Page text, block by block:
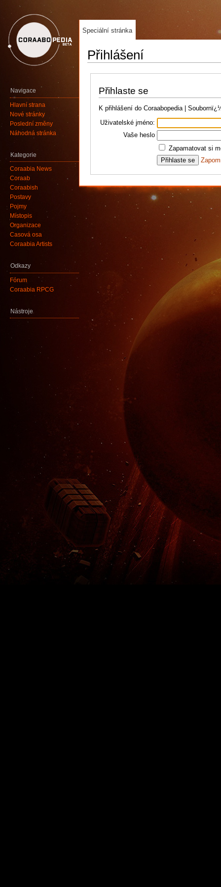
Přihlášení
Přihlaste se
K přihlášení do Coraabopedia |
Uživatelské jméno:
Vaše heslo
Zapamatovat si
Speciální stránka
Navigace
Hlavní strana
Nové stránky
Poslední změny
Náhodná stránka
Kategorie
Coraabia News
Coraab
Coraabish
Postavy
Pojmy
Místopis
Organizace
Časová osa
Coraabia Artists
Odkazy
Fórum
Coraabia RPCG
Nástroje